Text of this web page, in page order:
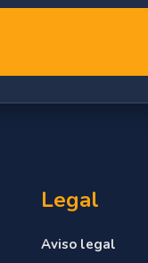
Legal
Aviso legal